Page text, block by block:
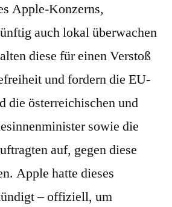
Apple-Konzerns,
auch lokal überwachen
diese für einen Verstoß
und fordern die EU-
die österreichischen und
sowie die
auf, gegen diese
Apple hatte dieses
– offiziell, um